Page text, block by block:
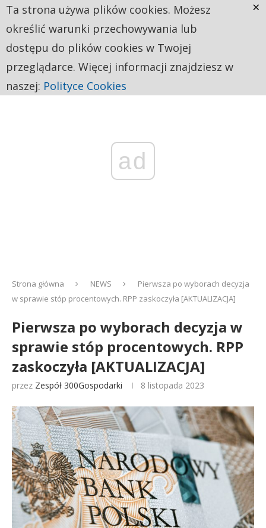
ad
Strona główna NEWS
Pierwsza po wyborach decyzja
w sprawie stóp procentowych. RPP zaskoczyła [AKTUALIZACJA]
Pierwsza po wyborach decyzja w
sprawie stóp procentowych. RPP
zaskoczyła [AKTUALIZACJA]
przez Zespół 300Gospodarki 8 listopada 2023
Ta strona używa plików cookies. Możesz
określić warunki przechowywania lub
dostępu do plików cookies w Twojej
przeglądarce. Więcej informacji znajdziesz w
naszej: Polityce Cookies
×